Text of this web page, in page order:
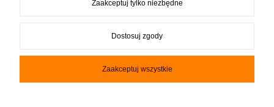
2K-Invest Sp. j. Ul. Św. Wojciecha 60, 41-922 Radzionków, śląskie NIP: 645-241-94-33
Zaakceptuj tylko niezbędne
Dostosuj zgody
Zaakceptuj wszystkie